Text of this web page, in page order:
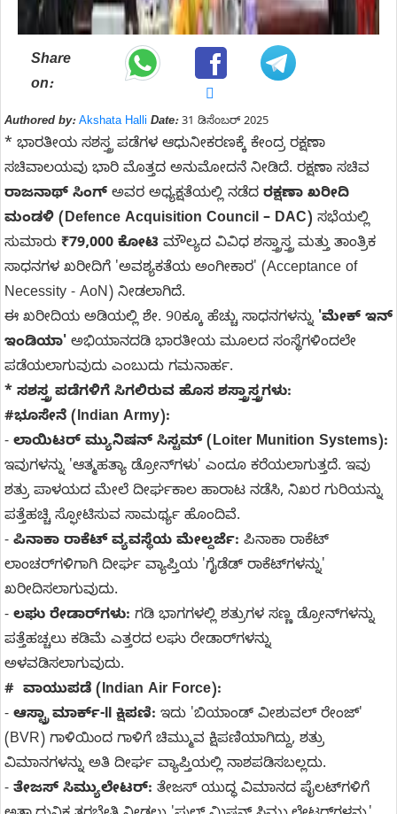
Share
on:
Authored by: Akshata Halli Date:31 ಡಿಸೆಂಬರ್ 2025
* ಭಾರತೀಯ ಸಶಸ್ತ್ರ ಪಡೆಗಳ ಆಧುನೀಕರಣಕ್ಕೆ ಕೇಂದ್ರ ರಕ್ಷಣಾ
ಸಚಿವಾಲಯವು ಭಾರಿ ಮೊತ್ತದ ಅನುಮೋದನೆ ನೀಡಿದೆ. ರಕ್ಷಣಾ ಸಚಿವ
ರಾಜನಾಥ್ ಸಿಂಗ್ ಅವರ ಅಧ್ಯಕ್ಷತೆಯಲ್ಲಿ ನಡೆದ ರಕ್ಷಣಾ ಖರೀದಿ
ಮಂಡಳಿ (Defence Acquisition Council – DAC) ಸಭೆಯಲ್ಲಿ
ಸುಮಾರು ₹79,000 ಕೋಟಿ ಮೌಲ್ಯದ ವಿವಿಧ ಶಸ್ತ್ರಾಸ್ತ್ರ ಮತ್ತು ತಾಂತ್ರಿಕ
ಸಾಧನಗಳ ಖರೀದಿಗೆ 'ಅವಶ್ಯಕತೆಯ ಅಂಗೀಕಾರ' (Acceptance of
Necessity - AoN) ನೀಡಲಾಗಿದೆ.
ಈ ಖರೀದಿಯ ಅಡಿಯಲ್ಲಿ ಶೇ. 90ಕ್ಕೂ ಹೆಚ್ಚು ಸಾಧನಗಳನ್ನು 'ಮೇಕ್ ಇನ್
ಇಂಡಿಯಾ' ಅಭಿಯಾನದಡಿ ಭಾರತೀಯ ಮೂಲದ ಸಂಸ್ಥೆಗಳಿಂದಲೇ
ಪಡೆಯಲಾಗುವುದು ಎಂಬುದು ಗಮನಾರ್ಹ.
* ಸಶಸ್ತ್ರ ಪಡೆಗಳಿಗೆ ಸಿಗಲಿರುವ ಹೊಸ ಶಸ್ತ್ರಾಸ್ತ್ರಗಳು:
#ಭೂಸೇನೆ (Indian Army):
- ಲಾಯಿಟರ್ ಮ್ಯುನಿಷನ್ ಸಿಸ್ಟಮ್ (Loiter Munition Systems):
ಇವುಗಳನ್ನು 'ಆತ್ಮಹತ್ಯಾ ಡ್ರೋನ್‌ಗಳು' ಎಂದೂ ಕರೆಯಲಾಗುತ್ತದೆ. ಇವು
ಶತ್ರು ಪಾಳಯದ ಮೇಲೆ ದೀರ್ಘಕಾಲ ಹಾರಾಟ ನಡೆಸಿ, ನಿಖರ ಗುರಿಯನ್ನು
ಪತ್ತೆಹಚ್ಚಿ ಸ್ಫೋಟಿಸುವ ಸಾಮರ್ಥ್ಯ ಹೊಂದಿವೆ.
- ಪಿನಾಕಾ ರಾಕೆಟ್ ವ್ಯವಸ್ಥೆಯ ಮೇಲ್ದರ್ಜೆ: ಪಿನಾಕಾ ರಾಕೆಟ್
ಲಾಂಚರ್‌ಗಳಿಗಾಗಿ ದೀರ್ಘ ವ್ಯಾಪ್ತಿಯ 'ಗೈಡೆಡ್ ರಾಕೆಟ್‌ಗಳನ್ನು'
ಖರೀದಿಸಲಾಗುವುದು.
- ಲಘು ರೇಡಾರ್‌ಗಳು: ಗಡಿ ಭಾಗಗಳಲ್ಲಿ ಶತ್ರುಗಳ ಸಣ್ಣ ಡ್ರೋನ್‌ಗಳನ್ನು
ಪತ್ತೆಹಚ್ಚಲು ಕಡಿಮೆ ಎತ್ತರದ ಲಘು ರೇಡಾರ್‌ಗಳನ್ನು
ಅಳವಡಿಸಲಾಗುವುದು.
# ವಾಯುಪಡೆ (Indian Air Force):
- ಆಸ್ಟ್ರಾ ಮಾರ್ಕ್-II ಕ್ಷಿಪಣಿ: ಇದು 'ಬಿಯಾಂಡ್ ವೀಶುವಲ್ ರೇಂಜ್'
(BVR) ಗಾಳಿಯಿಂದ ಗಾಳಿಗೆ ಚಿಮ್ಮುವ ಕ್ಷಿಪಣಿಯಾಗಿದ್ದು, ಶತ್ರು
ವಿಮಾನಗಳನ್ನು ಅತಿ ದೀರ್ಘ ವ್ಯಾಪ್ತಿಯಲ್ಲಿ ನಾಶಪಡಿಸಬಲ್ಲದು.
- ತೇಜಸ್ ಸಿಮ್ಯುಲೇಟರ್: ತೇಜಸ್ ಯುದ್ಧ ವಿಮಾನದ ಪೈಲಟ್‌ಗಳಿಗೆ